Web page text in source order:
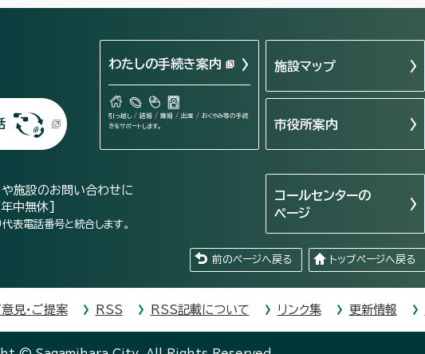
わたしの手続き案内
引っ越し / 結婚 / 離婚 / 出産 / おくやみ等の手続
きをサポートします。
施設マップ
市役所案内
や施設のお問い合わせに
中無休]
電話番号と統合します。
コールセンターの
ページ
前のページへ戻る トップページへ戻る
見・ご提案 RSS RSS記載について リンク集 更新情報